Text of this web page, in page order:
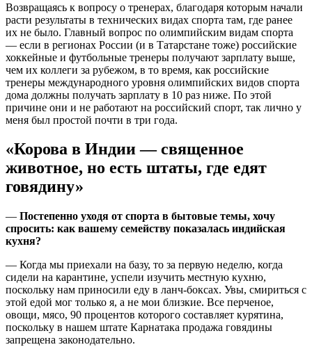
Возвращаясь к вопросу о тренерах, благодаря которым начали
расти результаты в технических видах спорта там, где ранее
их не было. Главный вопрос по олимпийским видам спорта
— если в регионах России (и в Татарстане тоже) российские
хоккейные и футбольные тренеры получают зарплату выше,
чем их коллеги за рубежом, в то время, как российские
тренеры международного уровня олимпийских видов спорта
дома должны получать зарплату в 10 раз ниже. По этой
причине они и не работают на российский спорт, так лично у
меня был простой почти в три года.
«Корова в Индии — священное
животное, но есть штаты, где едят
говядину»
— Постепенно уходя от спорта в бытовые темы, хочу
спросить: как вашему семейству показалась индийская
кухня?
— Когда мы приехали на базу, то за первую неделю, когда
сидели на карантине, успели изучить местную кухню,
поскольку нам приносили еду в ланч-боксах. Увы, смириться с
этой едой мог только я, а не мои близкие. Все перченое,
овощи, мясо, 90 процентов которого составляет курятина,
поскольку в нашем штате Карнатака продажа говядины
запрещена законодательно.